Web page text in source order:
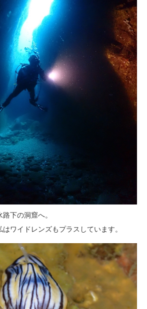
下の洞窟へ。
ワイドレンズもプラスしています。